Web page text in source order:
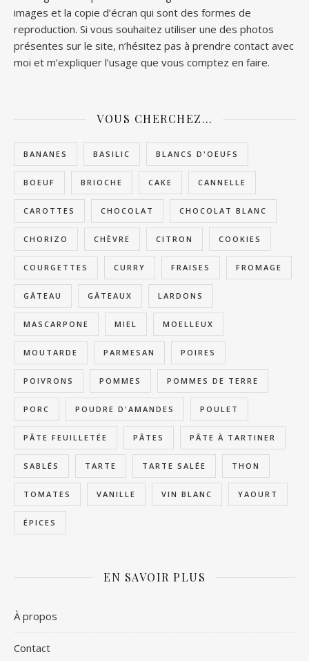
images et la copie d’écran qui sont des formes de
reproduction. Si vous souhaitez utiliser une des photos
présentes sur le site, n’hésitez pas à prendre contact avec
moi et m’expliquer l’usage que vous comptez en faire.
VOUS CHERCHEZ…
BANANES BASILIC BLANCS D'OEUFS
BOEUF BRIOCHE CAKE CANNELLE
CAROTTES CHOCOLAT CHOCOLAT BLANC
CHORIZO CHÈVRE CITRON COOKIES
COURGETTES CURRY FRAISES FROMAGE
GÂTEAU GÂTEAUX LARDONS
MASCARPONE MIEL MOELLEUX
MOUTARDE PARMESAN POIRES
POIVRONS POMMES POMMES DE TERRE
PORC POUDRE D'AMANDES POULET
PÂTE FEUILLETÉE PÂTES PÂTE À TARTINER
SABLÉS TARTE TARTE SALÉE THON
TOMATES VANILLE VIN BLANC YAOURT
ÉPICES
EN SAVOIR PLUS
À propos
Contact